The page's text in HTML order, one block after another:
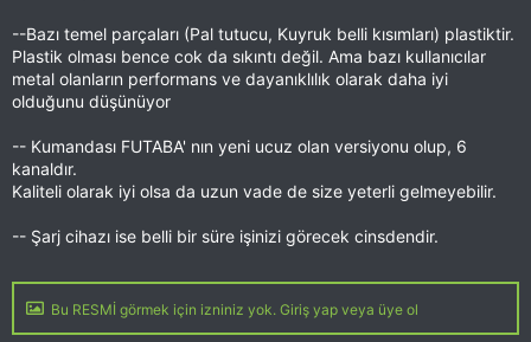
--Bazı temel parçaları (Pal tutucu, Kuyruk belli kısımları) plastiktir.
Plastik olması bence cok da sıkıntı değil. Ama bazı kullanıcılar
metal olanların performans ve dayanıklılık olarak daha iyi
olduğunu düşünüyor
-- Kumandası FUTABA' nın yeni ucuz olan versiyonu olup, 6
kanaldır.
Kaliteli olarak iyi olsa da uzun vade de size yeterli gelmeyebilir.
-- Şarj cihazı ise belli bir süre işinizi görecek cinsdendir.
Bu RESMİ görmek için izniniz yok. Giriş yap veya üye ol